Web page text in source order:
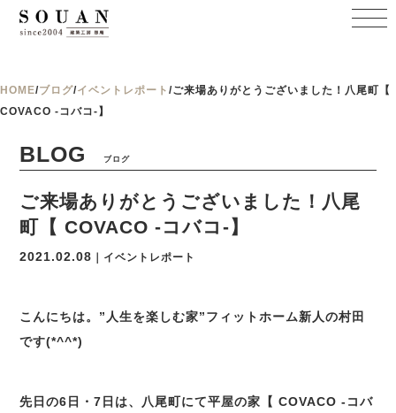
HOME/ブログ/イベントレポート /ご来場ありがとうございました！八尾町【
COVACO -コバコ-】
BLOG ブログ
ご来場ありがとうございました！八尾
町【 COVACO -コバコ-】
2021.02.08 ｜イベントレポート
こんにちは。”人生を楽しむ家”フィットホーム新人の村田
です(*^^*)
先日の6日・7日は、八尾町にて平屋の家【 COVACO -コバ